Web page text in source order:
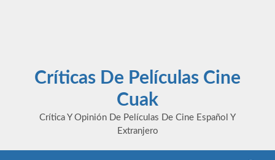
Críticas De Películas Cine
Cuak
Crítica Y Opinión De Películas De Cine Español Y
Extranjero